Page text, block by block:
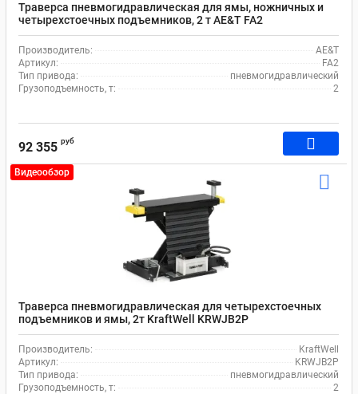
Траверса пневмогидравлическая для ямы, ножничных и
четырехстоечных подъемников, 2 т AE&T FA2
Производитель:
AE&T
Артикул:
FA2
Тип привода:
пневмогидравлический
Грузоподъемность, т:
2
92 355 руб
Видеообзор
Траверса пневмогидравлическая для четырехстоечных
подъемников и ямы, 2т KraftWell KRWJB2P
Производитель:
KraftWell
Артикул:
KRWJB2P
Тип привода:
пневмогидравлический
Грузоподъемность, т:
2